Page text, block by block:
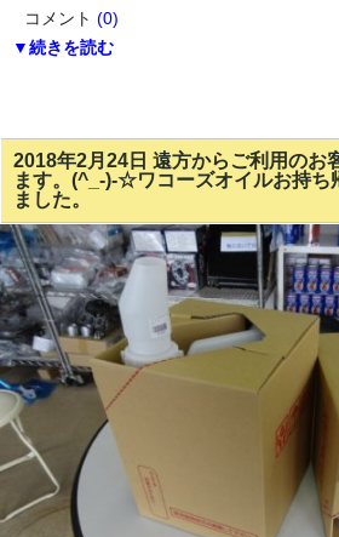
コメント (0)
▼続きを読む
2018年2月24日 遠方からご利用のお
ます。(^_-)-☆ワコーズオイルお持ち
ました。